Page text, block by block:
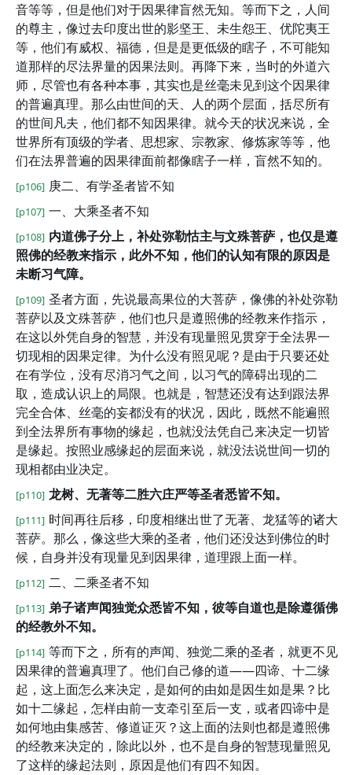
音等等，但是他们对于因果律盲然无知。等而下之，人间
的尊主，像过去印度出世的影坚王、未生怨王、优陀夷王
等，他们有威权、福德，但是是更低级的瞎子，不可能知
道那样的尽法界量的因果法则。再降下来，当时的外道六
师，尽管也有各种本事，其实也是丝毫未见到这个因果律
的普遍真理。那么由世间的天、人的两个层面，括尽所有
的世间凡夫，他们都不知因果律。就今天的状况来说，全
世界所有顶级的学者、思想家、宗教家、修炼家等等，他
们在法界普遍的因果律面前都像瞎子一样，盲然不知的。
[p106] 庚二、有学圣者皆不知
[p107] 一、大乘圣者不知
[p108] 内道佛子分上，补处弥勒怙主与文殊菩萨，也仅是遵
照佛的经教来指示，此外不知，他们的认知有限的原因是
未断习气障。
[p109] 圣者方面，先说最高果位的大菩萨，像佛的补处弥勒
菩萨以及文殊菩萨，他们也只是遵照佛的经教来作指示，
在这以外凭自身的智慧，并没有现量照见贯穿于全法界一
切现相的因果定律。为什么没有照见呢？是由于只要还处
在有学位，没有尽消习气之间，以习气的障碍出现的二
取，造成认识上的局限。也就是，智慧还没有达到跟法界
完全合体、丝毫的妄都没有的状况，因此，既然不能遍照
到全法界所有事物的缘起，也就没法凭自己来决定一切皆
是缘起。按照业感缘起的层面来说，就没法说世间一切的
现相都由业决定。
[p110] 龙树、无著等二胜六庄严等圣者悉皆不知。
[p111] 时间再往后移，印度相继出世了无著、龙猛等的诸大
菩萨。那么，像这些大乘的圣者，他们还没达到佛位的时
候，自身并没有现量见到因果律，道理跟上面一样。
[p112] 二、二乘圣者不知
[p113] 弟子诸声闻独觉众悉皆不知，彼等自道也是除遵循佛
的经教外不知。
[p114] 等而下之，所有的声闻、独觉二乘的圣者，就更不见
因果律的普遍真理了。他们自己修的道——四谛、十二缘
起，这上面怎么来决定，是如何的由如是因生如是果？比
如十二缘起，怎样由前一支牵引至后一支，或者四谛中是
如何地由集感苦、修道证灭？这上面的法则也都是遵照佛
的经教来决定的，除此以外，也不是自身的智慧现量照见
了这样的缘起法则，原因是他们有四不知因。